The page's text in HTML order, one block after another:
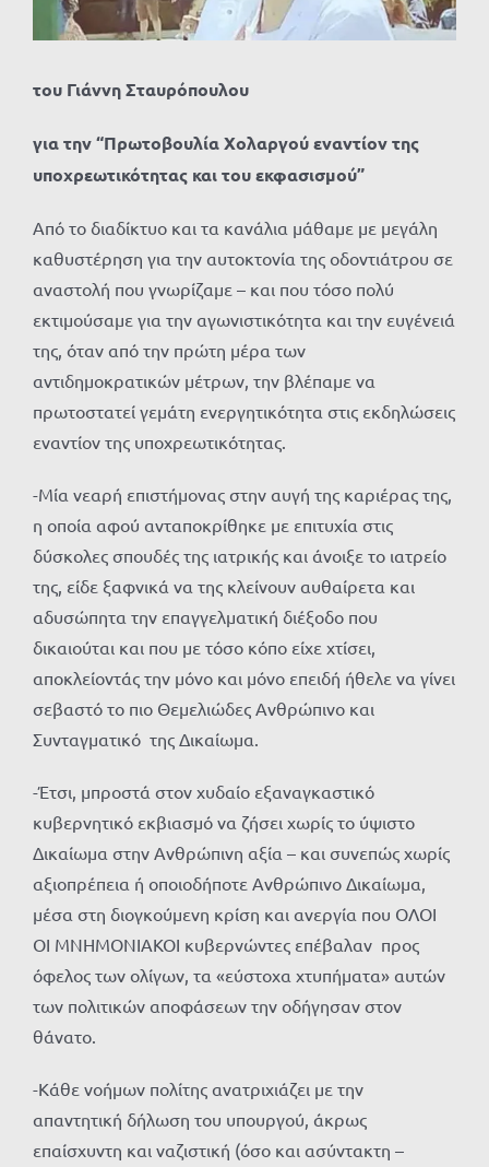
του Γιάννη Σταυρόπουλου
για την “Πρωτοβουλία Χολαργού εναντίον της
υποχρεωτικότητας και του εκφασισμού”
Από το διαδίκτυο και τα κανάλια μάθαμε με μεγάλη
καθυστέρηση για την αυτοκτονία της οδοντιάτρου σε
αναστολή που γνωρίζαμε – και που τόσο πολύ
εκτιμούσαμε για την αγωνιστικότητα και την ευγένειά
της, όταν από την πρώτη μέρα των
αντιδημοκρατικών μέτρων, την βλέπαμε να
πρωτοστατεί γεμάτη ενεργητικότητα στις εκδηλώσεις
εναντίον της υποχρεωτικότητας.
-Μία νεαρή επιστήμονας στην αυγή της καριέρας της,
η οποία αφού ανταποκρίθηκε με επιτυχία στις
δύσκολες σπουδές της ιατρικής και άνοιξε το ιατρείο
της, είδε ξαφνικά να της κλείνουν αυθαίρετα και
αδυσώπητα την επαγγελματική διέξοδο που
δικαιούται και που με τόσο κόπο είχε χτίσει,
αποκλείοντάς την μόνο και μόνο επειδή ήθελε να γίνει
σεβαστό το πιο Θεμελιώδες Ανθρώπινο και
Συνταγματικό της Δικαίωμα.
-Έτσι, μπροστά στον χυδαίο εξαναγκαστικό
κυβερνητικό εκβιασμό να ζήσει χωρίς το ύψιστο
Δικαίωμα στην Ανθρώπινη αξία – και συνεπώς χωρίς
αξιοπρέπεια ή οποιοδήποτε Ανθρώπινο Δικαίωμα,
μέσα στη διογκούμενη κρίση και ανεργία που ΟΛΟΙ
ΟΙ ΜΝΗΜΟΝΙΑΚΟΙ κυβερνώντες επέβαλαν προς
όφελος των ολίγων, τα «εύστοχα χτυπήματα» αυτών
των πολιτικών αποφάσεων την οδήγησαν στον
θάνατο.
-Κάθε νοήμων πολίτης ανατριχιάζει με την
απαντητική δήλωση του υπουργού, άκρως
επαίσχυντη και ναζιστική (όσο και ασύντακτη –